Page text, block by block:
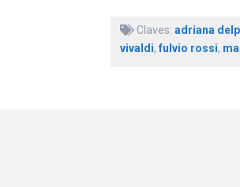
Claves: adriana
vivaldi,fulvio rossi,